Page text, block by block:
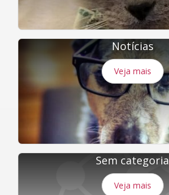
Notícias
Veja mais
Sem categoria
Veja mais